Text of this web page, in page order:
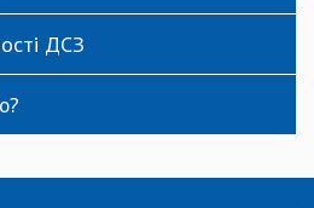
ДСЗ